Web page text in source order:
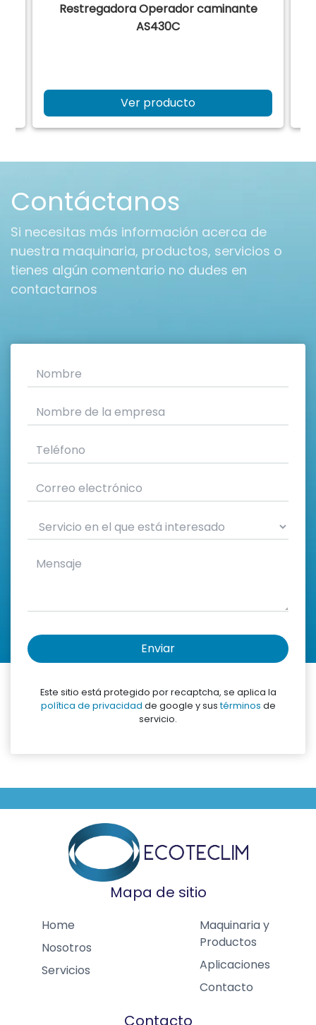
Restregadora Operador caminante
AS430C
Ver producto
Contáctanos
Si necesitas más información acerca de
nuestra maquinaria, productos, servicios o
tienes algún comentario no dudes en
contactarnos
Enviar
Este sitio está protegido por recaptcha, se aplica la
política de privacidad de google y sustérminos de
servicio.
Mapa de sitio
Home
Nosotros
Servicios
Maquinaria y
Productos
Aplicaciones
Contacto
Contacto